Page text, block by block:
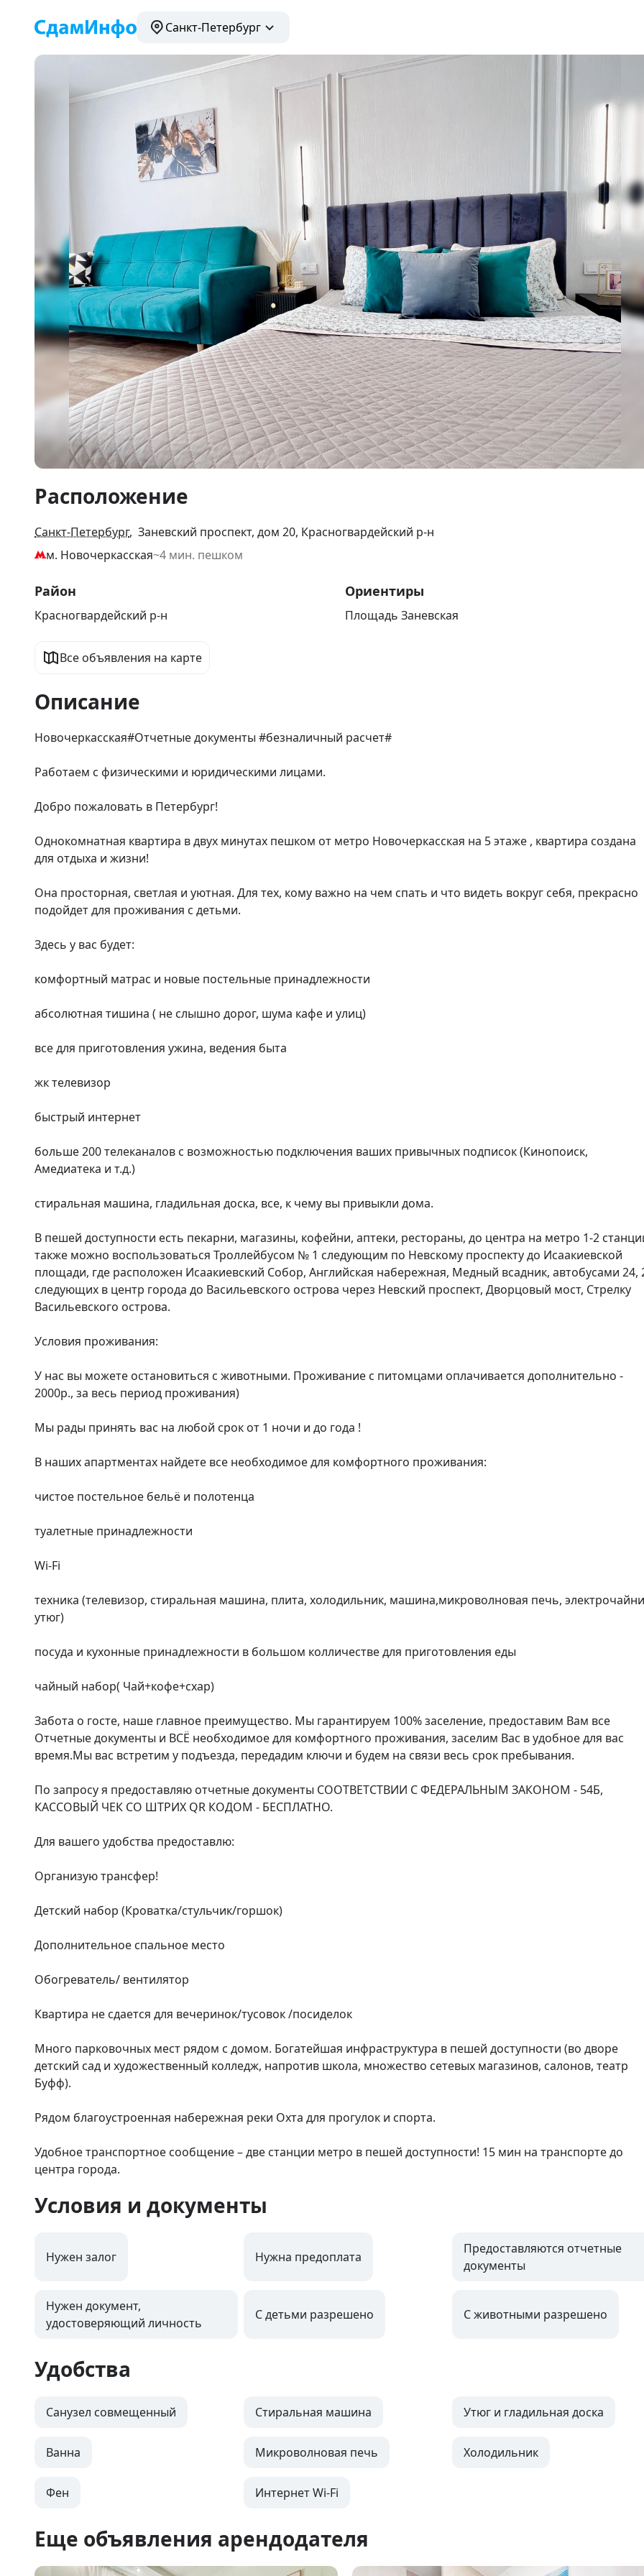
Санкт-Петербург
1
30
Расположение
Санкт-Петербург, Заневский проспект, дом 20, Красногвардейский р-н
м. Новочеркасская~4 мин. пешком
Район
Красногвардейский р-н
Ориентиры
Площадь Заневская
Все объявления на карте
Описание
Новочеркасская#Отчетные документы #безналичный расчет#
Работаем с физическими и юридическими лицами.
Добро пожаловать в Петербург!
Однокомнатная квартира в двух минутах пешком от метро Новочеркасская на 5 этаже , квартира создана
для отдыха и жизни!
Она просторная, светлая и уютная. Для тех, кому важно на чем спать и что видеть вокруг себя, прекрасно
подойдет для проживания с детьми.
Здесь у вас будет:
комфортный матрас и новые постельные принадлежности
абсолютная тишина ( не слышно дорог, шума кафе и улиц)
все для приготовления ужина, ведения быта
жк телевизор
быстрый интернет
больше 200 телеканалов с возможностью подключения ваших привычных подписок (Кинопоиск,
Амедиатека и т.д.)
стиральная машина, гладильная доска, все, к чему вы привыкли дома.
В пешей дoступнocти еcть пeкарни, магазины, кофейни, аптеки, рестораны, до центра на метро 1-2
также можно воспользоваться Троллейбусом № 1 следующим по Невскому проспекту до Исаакиевской
площади, где расположен Исаакиевский Собор, Английская набережная, Медный всадник, автобусами 24,
следующих в центр города до Васильевского острова через Невский проспект, Дворцовый мост, Стрелку
Васильевского острова.
Условия проживания:
У нас вы можете остановиться с животными. Проживание с питомцами оплачивается дополнительно -
2000р., за весь период проживания)
Мы рады принять вас на любой срок от 1 ночи и до года !
В наших апартментах найдете все необходимое для комфортного проживания:
чистое постельное бельё и полотенца
туалетные принадлежности
Wi-Fi
техника (телевизор, стиральная машина, плита, холодильник, машина,микроволновая печь,
утюг)
посуда и кухонные принадлежности в большом колличестве для приготовления еды
чайный набор( Чай+кофе+схар)
Забота о госте, наше главное преимущество. Мы гарантируем 100% заселение, предоставим Вам все
Отчетные документы и ВСЁ необходимое для комфортного проживания, заселим Вас в удобное для вас
время.Мы вас встретим у подъезда, передадим ключи и будем на связи весь срок пребывания.
По запросу я предоставляю отчетные документы СООТВЕТСТВИИ С ФЕДЕРАЛЬНЫМ ЗАКОНОМ - 54Б,
КАССОВЫЙ ЧЕК СО ШТРИХ QR КОДОМ - БЕСПЛАТНО.
Для вашего удобства предоставлю:
Организую трансфер!
Детский набор (Кроватка/стульчик/горшок)
Дополнительное спальное место
Обогреватель/ вентилятор
Квартира не сдается для вечеринок/тусовок /посиделок
Много парковочных мест рядом с домом. Богатейшая инфраструктура в пешей доступности (во дворе
детский сад и художественный колледж, напротив школа, множество сетевых магазинов, салонов, театр
Буфф).
Рядом благоустроенная набережная реки Охта для прогулок и спорта.
Удобное транспортное сообщение – две станции метро в пешей доступности! 15 мин на транспорте до
центра города.
Условия и документы
Нужен залог Нужна предоплата
Предоставляются отчетные
документы
Нужен документ,
удостоверяющий личность
С детьми разрешено С животными разрешено
Удобства
Санузел совмещенный Стиральная машина Утюг и гладильная доска
Ванна Микроволновая печь Холодильник
Фен Интернет Wi-Fi
Еще объявления арендодателя